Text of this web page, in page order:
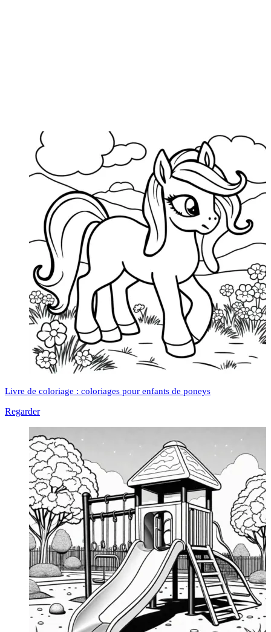
Livre de coloriage : coloriages pour enfants de poneys
Regarder